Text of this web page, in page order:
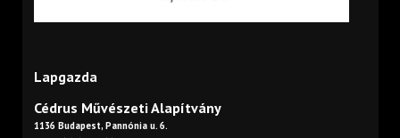
Lapgazda
Cédrus Művészeti Alapítvány
1136 Budapest, Pannónia u. 6.